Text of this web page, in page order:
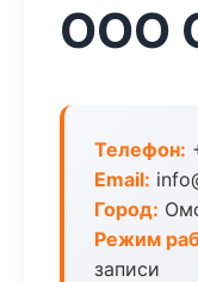
ООО
Телефон:
Email:
Город:
Режим
записи